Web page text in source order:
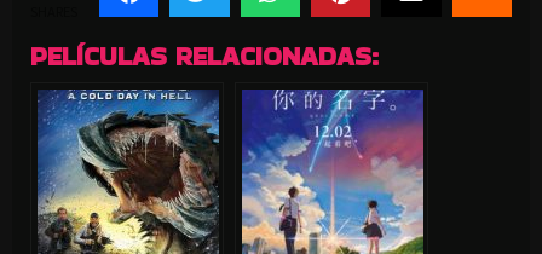
PELÍCULAS RELACIONADAS: